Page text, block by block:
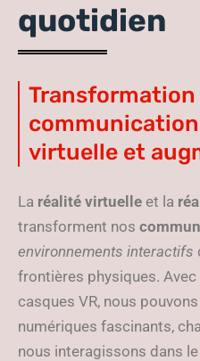
quotidien
Transformation
virtuelle et
La réalité virtuelle et la
transforment nos
environnements interactifs
frontières physiques. Avec
casques VR, nous
numériques fascinants,
nous interagissons dans le